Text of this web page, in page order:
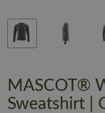
MASCOT®
Sweatshirt |